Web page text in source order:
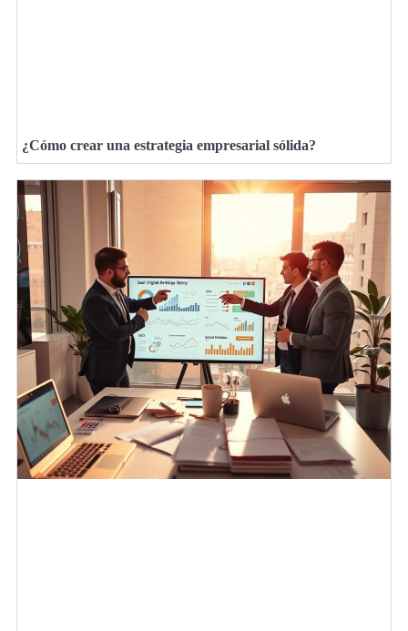
¿Cómo crear una estrategia empresarial sólida?